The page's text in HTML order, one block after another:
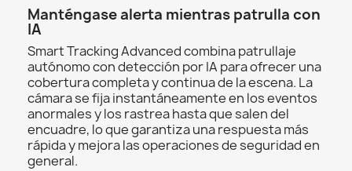
Manténgase alerta mientras patrulla con
IA
Smart Tracking Advanced combina patrullaje
autónomo con detección por IA para ofrecer una
cobertura completa y continua de la escena. La
cámara se fija instantáneamente en los eventos
anormales y los rastrea hasta que salen del
encuadre, lo que garantiza una respuesta más
rápida y mejora las operaciones de seguridad en
general.